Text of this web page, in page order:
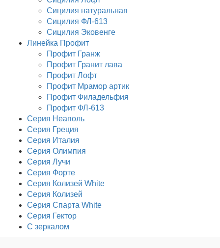
Сицилия натуральная
Сицилия ФЛ-613
Сицилия Эковенге
Линейка Профит
Профит Гранж
Профит Гранит лава
Профит Лофт
Профит Мрамор артик
Профит Филадельфия
Профит ФЛ-613
Серия Неаполь
Серия Греция
Серия Италия
Серия Олимпия
Серия Лучи
Серия Форте
Серия Колизей White
Серия Колизей
Серия Спарта White
Серия Гектор
С зеркалом